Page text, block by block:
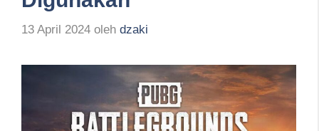
13 April 2024 oleh dzaki